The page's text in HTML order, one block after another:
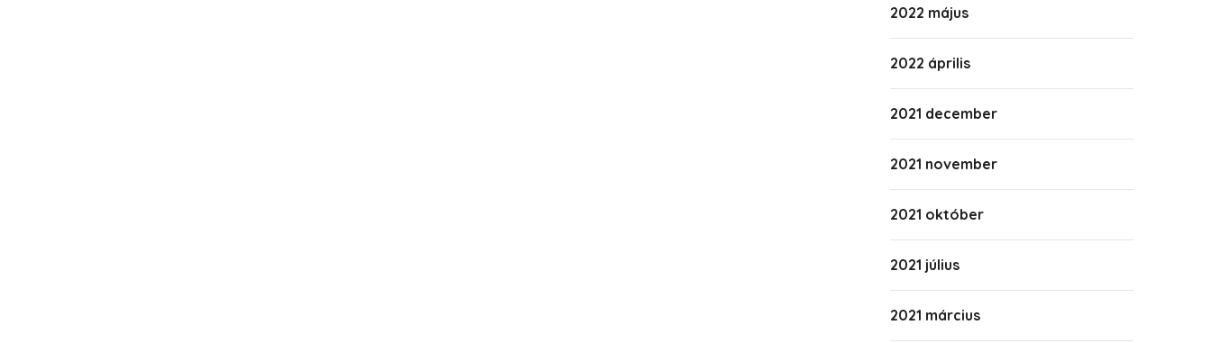
2022 május
2022 április
2021 december
2021 november
2021 október
2021 július
2021 március